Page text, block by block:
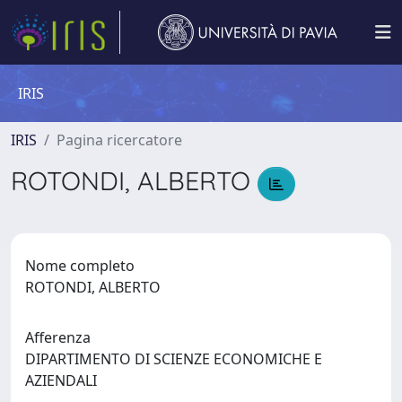
IRIS
IRIS Pagina ricercatore
ROTONDI, ALBERTO
Nome completo
ROTONDI, ALBERTO
Afferenza
DIPARTIMENTO DI SCIENZE ECONOMICHE E
AZIENDALI